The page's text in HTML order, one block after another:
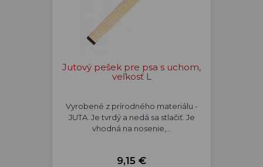
Jutový pešek pre psa s uchom,
veľkosť L
Vyrobené z prírodného materiálu -
JUTA. Je tvrdý a nedá sa stlačiť. Je
vhodná na nosenie,…
9,15 €